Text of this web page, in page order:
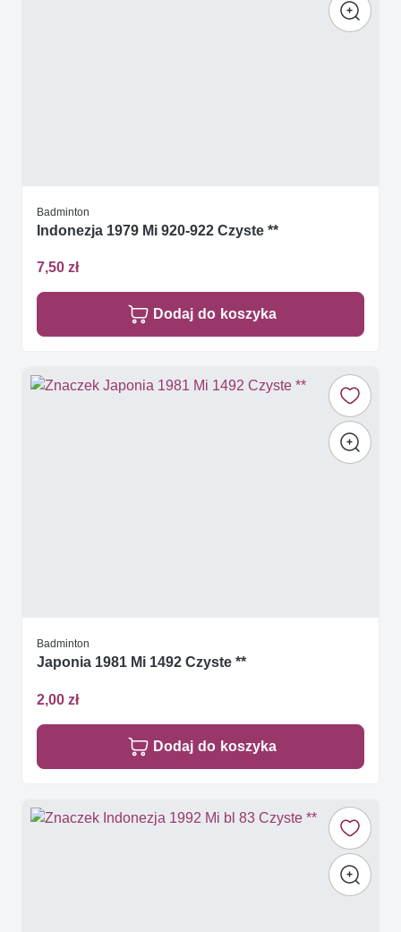
Badminton
Indonezja 1979 Mi 920-922 Czyste **
7,50 zł
Dodaj do koszyka
Badminton
Japonia 1981 Mi 1492 Czyste **
2,00 zł
Dodaj do koszyka